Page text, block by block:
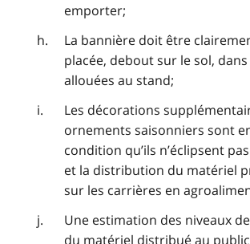
emporter;
La bannière doit être
placée, debout sur le sol,
allouées au stand;
Les décorations
ornements saisonniers sont
condition qu’ils n’éclipsent
et la distribution du matériel
sur les carrières en
Une estimation des niveaux
du matériel distribué au